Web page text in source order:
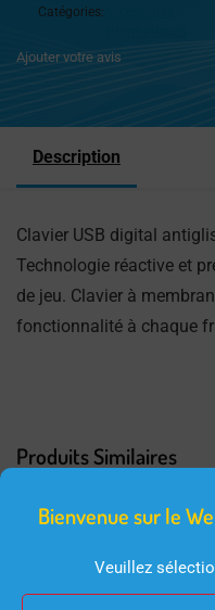
Catégories:
Ajouter votre avis
Description
Clavier USB digital
Technologie réactive et
de jeu. Clavier à
fonctionnalité à chaque
Produits Similaires
Bienvenue sur le
Veuillez